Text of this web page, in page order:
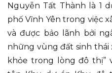
Nguyễn Tất Thành là 1
phố Vĩnh Yên trong việc
và được bảo lãnh bởi
những vùng đất sinh thái
khỏe trong lòng đô thị”